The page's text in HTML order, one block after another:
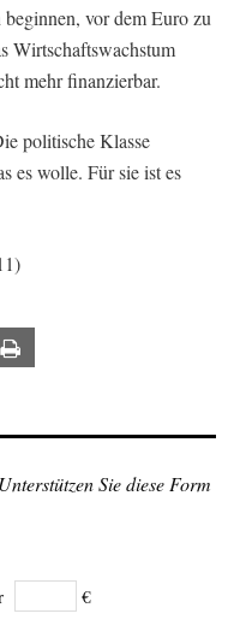
vor dem Euro zu
Wirtschaftswachstum
mehr finanzierbar.
politische Klasse
es wolle. Für sie ist es
Sie diese Form
€